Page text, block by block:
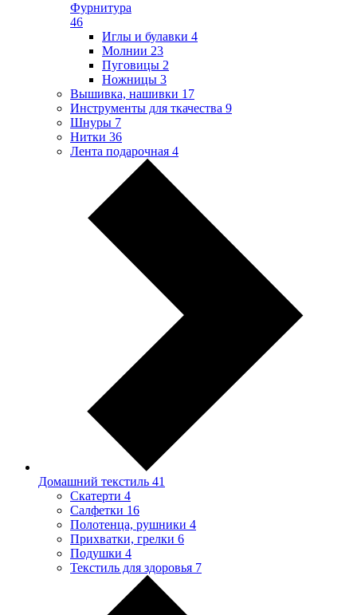
Фурнитура
46
Иглы и булавки 4
Молнии 23
Пуговицы 2
Ножницы 3
Вышивка, нашивки 17
Инструменты для ткачества 9
Шнуры 7
Нитки 36
Лента подарочная 4
Домашний текстиль 41
Скатерти 4
Салфетки 16
Полотенца, рушники 4
Прихватки, грелки 6
Подушки 4
Текстиль для здоровья 7